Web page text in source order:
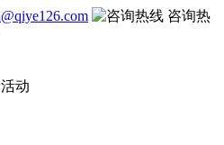
咨询热
动